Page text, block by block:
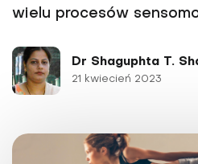
wielu procesów
Dr Shaguphta T.
21 kwiecień 2023